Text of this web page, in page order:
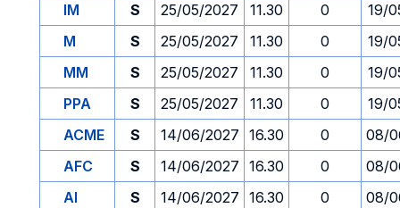
IM
S 25/05/2027 11.30 0
19/
M
S 25/05/2027 11.30 0
19/
MM
S 25/05/2027 11.30 0
19/
PPA
S 25/05/2027 11.30 0
19/
ACME
S 14/06/2027 16.30 0
08/
AFC
S 14/06/2027 16.30 0
08/
AI
S 14/06/2027 16.30 0
08/